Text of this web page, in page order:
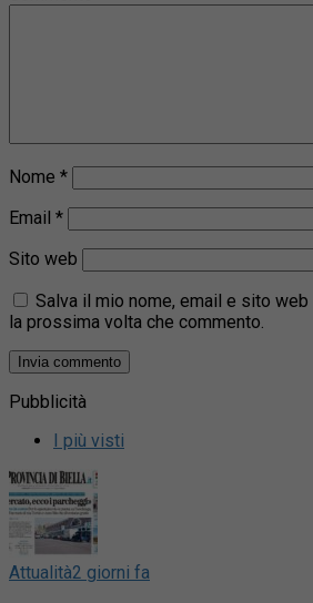
Nome *
Email *
Sito web
Salva il mio nome, email e sito
la prossima volta che commento.
Pubblicità
I più visti
Attualità2 giorni fa